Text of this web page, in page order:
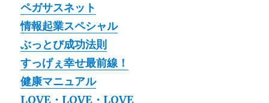
ペガサスネット
情報起業スペシャル
ぶっとび成功法則
すっげぇ幸せ最前線！
健康マニュアル
LOVE・LOVE・LOVE